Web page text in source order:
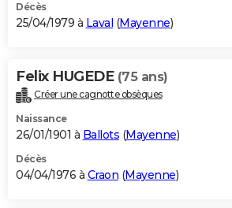
Décès
25/04/1979 à Laval (Mayenne)
Felix HUGEDE (75 ans)
Créer une cagnotte obsèques
Naissance
26/01/1901 à Ballots (Mayenne)
Décès
04/04/1976 à Craon (Mayenne)